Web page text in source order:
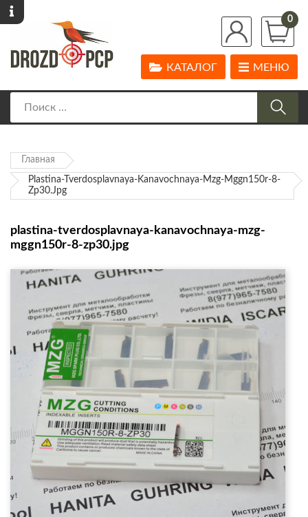
0
МЕНЮ
КАТАЛОГ
Главная
Plastina-Tverdosplavnaya-Kanavochnaya-Mzg-Mggn150r-8-
Zp30.jpg
plastina-tverdosplavnaya-kanavochnaya-mzg-
mggn150r-8-zp30.jpg